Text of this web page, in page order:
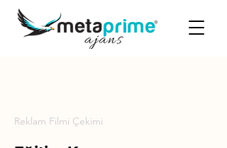
Reklam Filmi Çekimi